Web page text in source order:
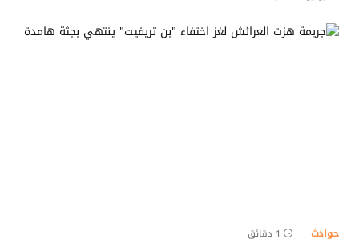
حوادث 1 دقائق